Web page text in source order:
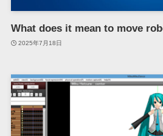
What does it mean to move
2025年7月18日